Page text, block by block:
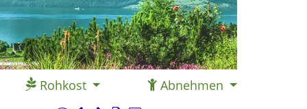
Rohkost Abnehmen